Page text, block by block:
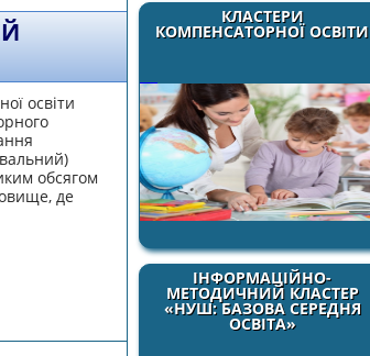
КЛАСТЕРИ
КОМПЕНСАТОРНОЇ ОСВІТИ
ІНФОРМАЦІЙНО-
МЕТОДИЧНИЙ КЛАСТЕР
«НУШ: БАЗОВА СЕРЕДНЯ
ОСВІТА»
ocвiти
oбcягoм
дe
вiку (2-3 poки)